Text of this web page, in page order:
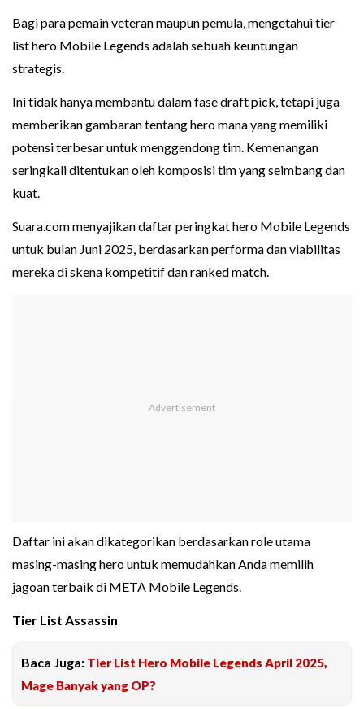
Bagi para pemain veteran maupun pemula, mengetahui tier
list hero Mobile Legends adalah sebuah keuntungan
strategis.
Ini tidak hanya membantu dalam fase draft pick, tetapi juga
memberikan gambaran tentang hero mana yang memiliki
potensi terbesar untuk menggendong tim. Kemenangan
seringkali ditentukan oleh komposisi tim yang seimbang dan
kuat.
Suara.com menyajikan daftar peringkat hero Mobile Legends
untuk bulan Juni 2025, berdasarkan performa dan viabilitas
mereka di skena kompetitif dan ranked match.
Daftar ini akan dikategorikan berdasarkan role utama
masing-masing hero untuk memudahkan Anda memilih
jagoan terbaik di META Mobile Legends.
Tier List Assassin
Baca Juga: Tier List Hero Mobile Legends April 2025,
Mage Banyak yang OP?